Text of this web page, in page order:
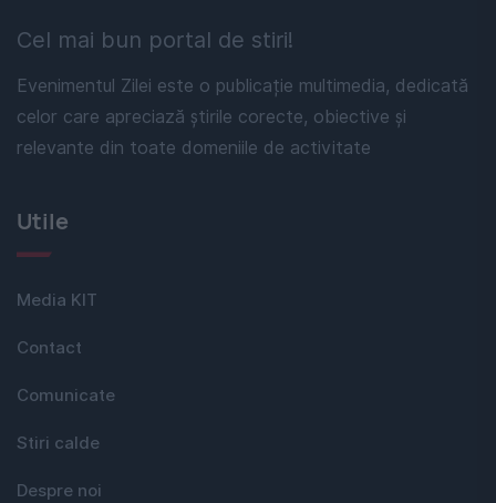
Cel mai bun portal de stiri!
Evenimentul Zilei este o publicație multimedia, dedicată
celor care apreciază știrile corecte, obiective și
relevante din toate domeniile de activitate
Utile
Media KIT
Contact
Comunicate
Stiri calde
Despre noi